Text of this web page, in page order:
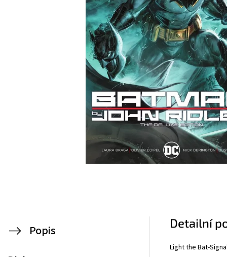
Popis
Detailní
Light the Bat-